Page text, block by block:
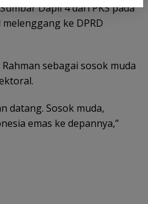
Dapil 4 dari PKS pada
ke DPRD
sebagai sosok muda
datang. Sosok muda,
emas ke depannya,”